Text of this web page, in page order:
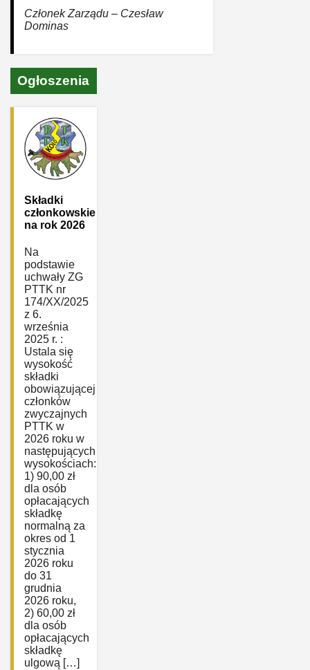
Członek Zarządu – Czesław
Dominas
Ogłoszenia
Składki
członkowskie
na rok 2026
Na
podstawie
uchwały ZG
PTTK nr
174/XX/2025
z 6.
września
2025 r. :
Ustala się
wysokość
składki
obowiązującej
członków
zwyczajnych
PTTK w
2026 roku w
następujących
wysokościach:
1) 90,00 zł
dla osób
opłacających
składkę
normalną za
okres od 1
stycznia
2026 roku
do 31
grudnia
2026 roku,
2) 60,00 zł
dla osób
opłacających
składkę
ulgową […]